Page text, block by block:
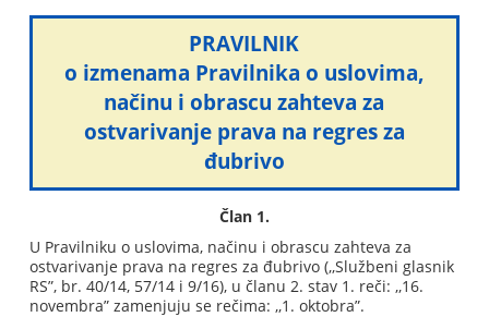
PRAVILNIK
o izmenama Pravilnika o uslovima,
načinu i obrascu zahteva za
ostvarivanje prava na regres za
đubrivo
Član 1.
U Pravilniku o uslovima, načinu i obrascu zahteva za
ostvarivanje prava na regres za đubrivo (,,Službeni glasnik
RS”, br. 40/14, 57/14 i 9/16), u članu 2. stav 1. reči: ,,16.
novembra” zamenjuju se rečima: ,,1. oktobra”.